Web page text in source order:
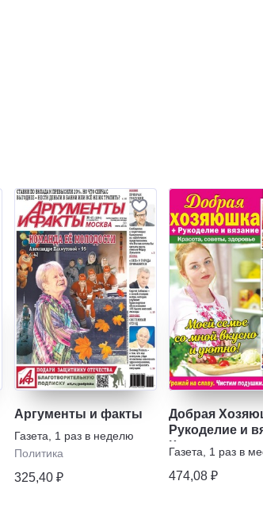
Аргументы и факты
Газета
1 раз в неделю
Политика
325,40 ₽
Добрая
Рукоделие и
Красота,
здоровье
Газета 1 раз в
474,08 ₽